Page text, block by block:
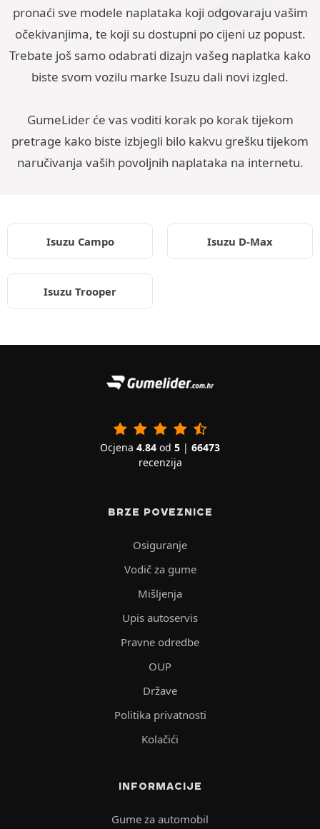
pronaći sve modele naplataka koji odgovaraju vašim
očekivanjima, te koji su dostupni po cijeni uz popust.
Trebate još samo odabrati dizajn vašeg naplatka kako
biste svom vozilu marke Isuzu dali novi izgled.
GumeLider će vas voditi korak po korak tijekom
pretrage kako biste izbjegli bilo kakvu grešku tijekom
naručivanja vaših povoljnih naplataka na internetu.
Isuzu Campo Isuzu D-Max
Isuzu Trooper
Ocjena 4.84 od 5 | 66473
recenzija
BRZE POVEZNICE
Osiguranje
Vodič za gume
Mišljenja
Upis autoservis
Pravne odredbe
OUP
Države
Politika privatnosti
Kolačići
INFORMACIJE
Gume za automobil